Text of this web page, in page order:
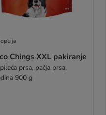
Chings XXL pakiranje
prsa, pačja prsa,
900 g